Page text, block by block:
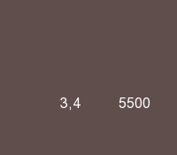
3,4 5500